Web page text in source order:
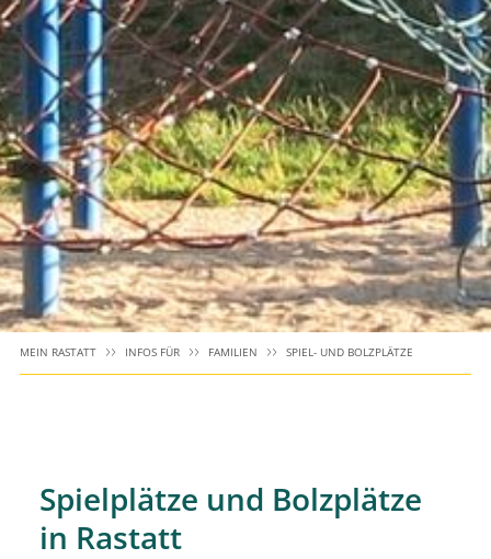
MEIN RASTATT INFOS FÜR FAMILIEN SPIEL- UND BOLZPLÄTZE
Spielplätze und Bolzplätze
in Rastatt